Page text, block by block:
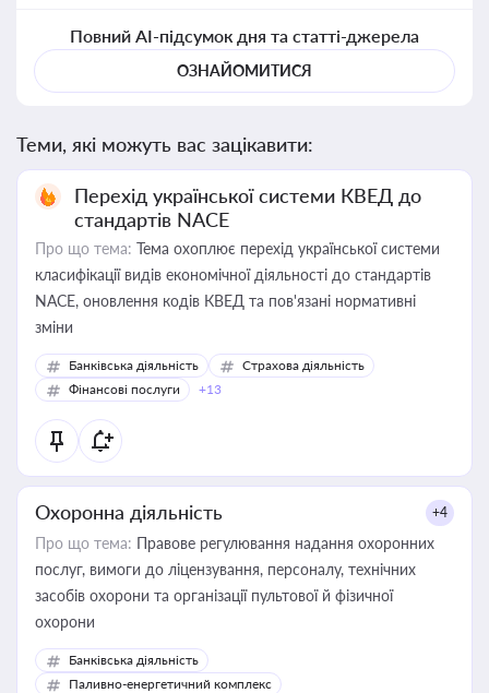
Повний AI-підсумок дня та статті-джерела
ОЗНАЙОМИТИСЯ
Теми, які можуть вас зацікавити:
Перехід української системи КВЕД до
стандартів NACE
Про що тема: Тема охоплює перехід української системи
класифікації видів економічної діяльності до стандартів
NACE, оновлення кодів КВЕД та пов'язані нормативні
зміни
Банківська діяльність
Страхова діяльність
Фінансові послуги
+13
Охоронна діяльність +4
Про що тема: Правове регулювання надання охоронних
послуг, вимоги до ліцензування, персоналу, технічних
засобів охорони та організації пультової й фізичної
охорони
Банківська діяльність
Паливно-енергетичний комплекс